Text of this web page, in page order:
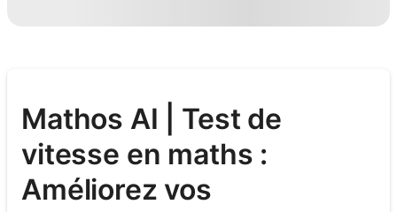
Mathos AI | Test de
vitesse en maths :
Améliorez vos